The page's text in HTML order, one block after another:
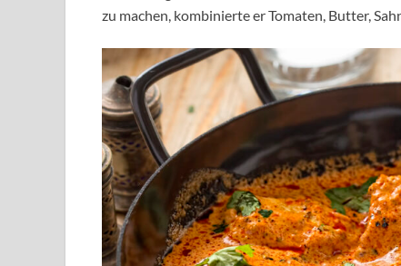
zu machen, kombinierte er Tomaten, Butter,